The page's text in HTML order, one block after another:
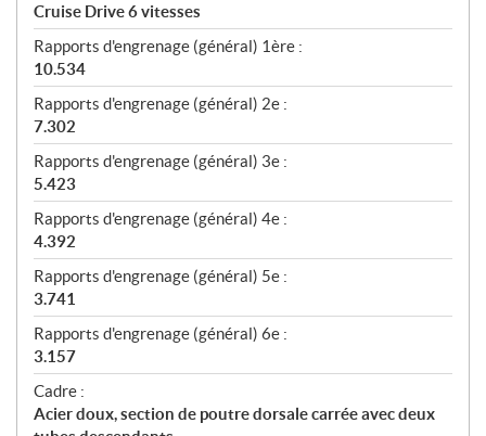
Cruise Drive 6 vitesses
Rapports d'engrenage (général) 1ère :
10.534
Rapports d'engrenage (général) 2e :
7.302
Rapports d'engrenage (général) 3e :
5.423
Rapports d'engrenage (général) 4e :
4.392
Rapports d'engrenage (général) 5e :
3.741
Rapports d'engrenage (général) 6e :
3.157
Cadre :
Acier doux, section de poutre dorsale carrée avec deux